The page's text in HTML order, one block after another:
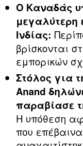
Ο Καναδάς
μεγαλύτερη
Ινδίας:
βρίσκονται
εμπορικών
Στόλος για
Anand
παραβίασε
Η υπόθεση
που